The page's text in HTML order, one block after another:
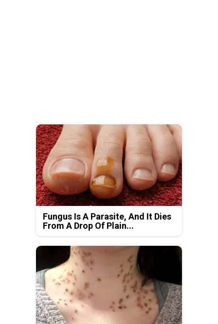
Fungus Is A Parasite, And It Dies
From A Drop Of Plain...